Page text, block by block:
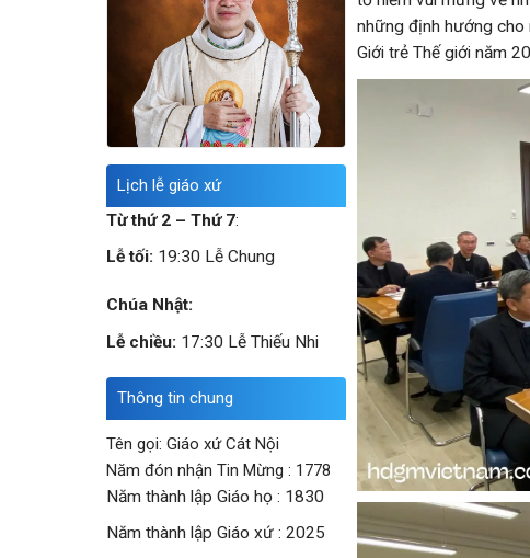
Lịch lễ giáo xứ
Từ thứ 2 – Thứ 7:
Lễ tối: 19:30 Lễ Chung
Chúa Nhật:
Lễ chiều: 17:30 Lễ Thiếu Nhi
Thông tin chung
Tên gọi: Giáo xứ Cát Nội
Năm đón nhận Tin Mừng : 1778
Năm thành lập Giáo họ : 1830
Năm thành lập Giáo xứ : 2025
những định hướng cho
Giới trẻ Thế giới năm